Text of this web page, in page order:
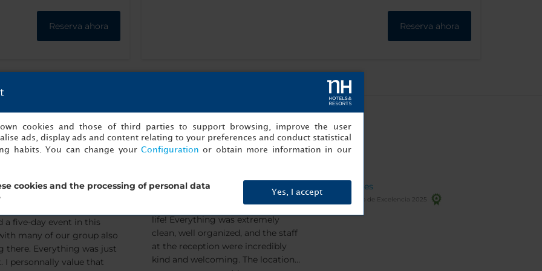
Reserva ahora Reserva ahora
a five-day event in this
many of our group also
there. Everything was just
I personnally value that
The best hotel experience of my
life! Everything was extremely
clean, well organized, and the staff
at the reception were incredibly
kind and welcoming. The location
opiniones
Certificado de Excelencia 2025
cookies and those of third parties to support browsing, improve the user
ads, display ads and content relating to your preferences and conduct statistical
habits. You can change your Configuration or obtain more information in our
cookies and the processing of personal data
Yes, I accept